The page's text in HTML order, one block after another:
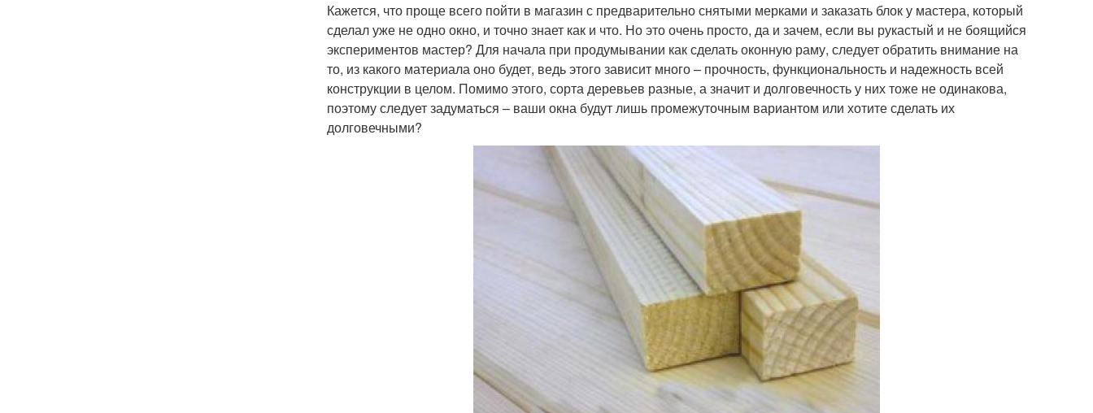
Кажется, что проще всего пойти в магазин с предварительно снятыми мерками и заказать блок у мастера, который
сделал уже не одно окно, и точно знает как и что. Но это очень просто, да и зачем, если вы рукастый и не боящийся
экспериментов мастер? Для начала при продумывании как сделать оконную раму, следует обратить внимание на
то, из какого материала оно будет, ведь этого зависит много – прочность, функциональность и надежность всей
конструкции в целом. Помимо этого, сорта деревьев разные, а значит и долговечность у них тоже не одинакова,
поэтому следует задуматься – ваши окна будут лишь промежуточным вариантом или хотите сделать их
долговечными?